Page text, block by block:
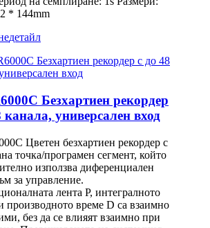
* 144mm
детайл
Безхартиен рекордер
канала, универсален вход
Цветен безхартиен рекордер с
точка/програмен сегмент, който
използва диференциален
за управление.
лента P, интегралното
производното време D са взаимно
без да се влияят взаимно при